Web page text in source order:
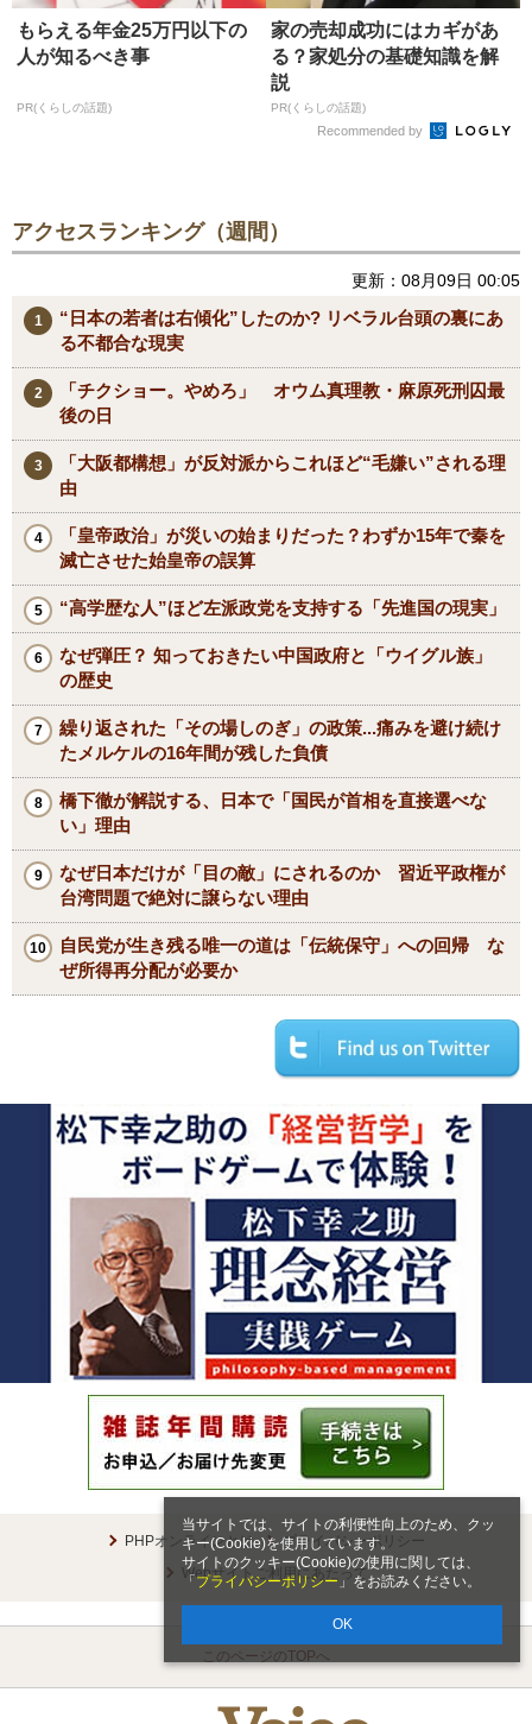
当サイトでは、サイトの利便性向上のため、クッ
キー(Cookie)を使用しています。
サイトのクッキー(Cookie)の使用に関しては、
「 プライバシーポリシー 」をお読みください。
OK
もらえる年金25万円以下の
人が知るべき事
PR(くらしの話題)
家の売却成功にはカギがあ
る？家処分の基礎知識を解
説
PR(くらしの話題)
Recommended by
アクセスランキング（週間）
更新：08月09日 00:05
“日本の若者は右傾化”したのか? リベラル台頭の裏にあ
る不都合な現実
「チクショー。やめろ」 オウム真理教・麻原死刑囚最
後の日
「大阪都構想」が反対派からこれほど“毛嫌い”される理
由
「皇帝政治」が災いの始まりだった？わずか15年で秦を
滅亡させた始皇帝の誤算
“高学歴な人”ほど左派政党を支持する「先進国の現実」
なぜ弾圧？ 知っておきたい中国政府と「ウイグル族」
の歴史
繰り返された「その場しのぎ」の政策...痛みを避け続け
たメルケルの16年間が残した負債
橋下徹が解説する、日本で「国民が首相を直接選べな
い」理由
なぜ日本だけが「目の敵」にされるのか 習近平政権が
台湾問題で絶対に譲らない理由
自民党が生き残る唯一の道は「伝統保守」への回帰 な
ぜ所得再分配が必要か
PHPオンラインとは
プライバシーポリシー
Webサイトご利用にあたって
このページのTOPへ